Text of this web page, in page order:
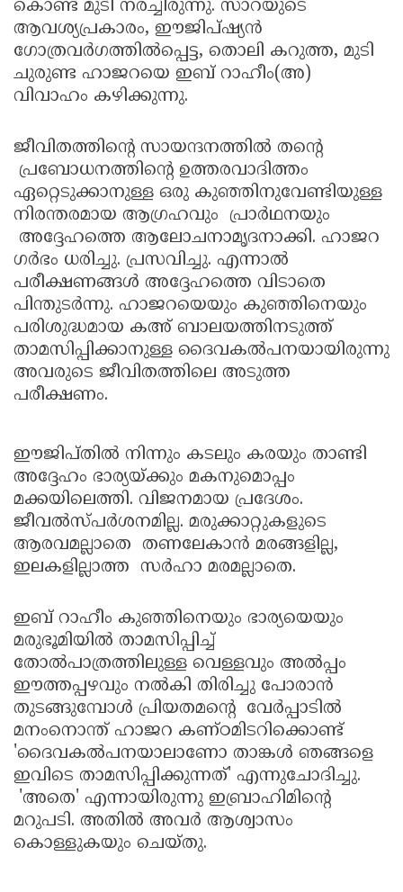
കൊണ്ട് മുടി നരച്ചിരുന്നു. സാറയുടെ
ആവശ്യപ്രകാരം, ഈജിപ്ഷ്യന്‍
ഗോത്രവര്‍ഗത്തില്‍പ്പെട്ട, തൊലി കറുത്ത, മുടി
ചുരുണ്ട ഹാജറയെ ഇബ് റാഹീം(അ)
വിവാഹം കഴിക്കുന്നു.
ജീവിതത്തിന്റെ സായന്ദനത്തില്‍ തന്റെ
പ്രബോധനത്തിന്റെ ഉത്തരവാദിത്തം
ഏറ്റെടുക്കാനുള്ള ഒരു കുഞ്ഞിനുവേണ്ടിയുള്ള
നിരന്തരമായ ആഗ്രഹവും പ്രാര്‍ഥനയും
അദ്ദേഹത്തെ ആലോചനാമൃദനാക്കി. ഹാജറ
ഗര്‍ഭം ധരിച്ചു. പ്രസവിച്ചു. എന്നാല്‍
പരീക്ഷണങ്ങള്‍ അദ്ദേഹത്തെ വിടാതെ
പിന്തുടര്‍ന്നു. ഹാജറയെയും കുഞ്ഞിനെയും
പരിശുദ്ധമായ കഅ് ബാലയത്തിനടുത്ത്
താമസിപ്പിക്കാനുള്ള ദൈവകല്‍പനയായിരുന്നു
അവരുടെ ജീവിതത്തിലെ അടുത്ത
പരീക്ഷണം.
ഈജിപ്തില്‍ നിന്നും കടലും കരയും താണ്ടി
അദ്ദേഹം ഭാര്യയ്ക്കും മകനുമൊപ്പം
മക്കയിലെത്തി. വിജനമായ പ്രദേശം.
ജീവല്‍സ്പര്‍ശനമില്ല. മരുക്കാറ്റുകളുടെ
ആരവമല്ലാതെ തണലേകാന്‍ മരങ്ങളില്ല,
ഇലകളില്ലാത്ത സര്‍ഹാ മരമല്ലാതെ.
ഇബ് റാഹീം കുഞ്ഞിനെയും ഭാര്യയെയും
മരുഭൂമിയില്‍ താമസിപ്പിച്ച്
തോല്‍പാത്രത്തിലുള്ള വെള്ളവും അല്‍പ്പം
ഈത്തപ്പഴവും നല്‍കി തിരിച്ചു പോരാന്‍
തുടങ്ങുമ്പോള്‍ പ്രിയതമന്റെ വേര്‍പ്പാടില്‍
മനംനൊന്ത് ഹാജറ കണ്ഠമിടറിക്കൊണ്ട്
'ദൈവകല്‍പനയാലാണോ താങ്കള്‍ ഞങ്ങളെ
ഇവിടെ താമസിപ്പിക്കുന്നത്' എന്നുചോദിച്ചു.
'അതെ' എന്നായിരുന്നു ഇബ്രാഹിമിന്റെ
മറുപടി. അതില്‍ അവര്‍ ആശ്വാസം
കൊള്ളുകയും ചെയ്തു.